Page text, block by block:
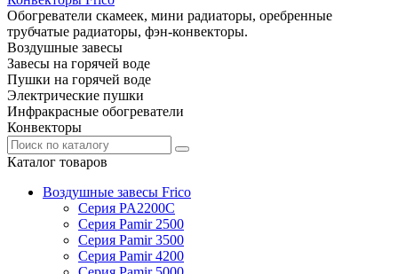
Обогреватели скамеек, мини радиаторы, оребренные
трубчатые радиаторы, фэн-конвекторы.
Воздушные завесы
Завесы на горячей воде
Пушки на горячей воде
Электрические пушки
Инфракрасные обогреватели
Конвекторы
Каталог товаров
Воздушные завесы Frico
Серия PA2200C
Серия Pamir 2500
Серия Pamir 3500
Серия Pamir 4200